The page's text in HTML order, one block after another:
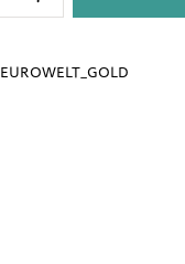
EUROWELT_GOLD